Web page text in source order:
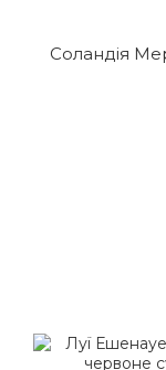
Соландія